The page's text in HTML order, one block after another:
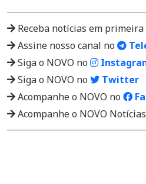
Receba notícias em primeira
Assine nosso canal no
Siga o NOVO no
Siga o NOVO no
Twitter
Acompanhe o NOVO no
Acompanhe o NOVO